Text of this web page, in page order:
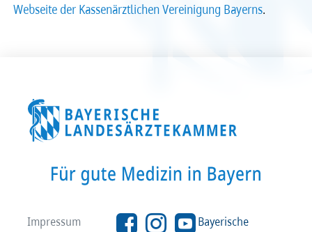
Webseite der Kassen­ärzt­li­chen Verei­ni­gung Bayerns.
Impressum
Bayerische